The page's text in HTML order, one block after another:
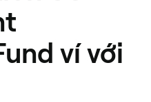
ví với